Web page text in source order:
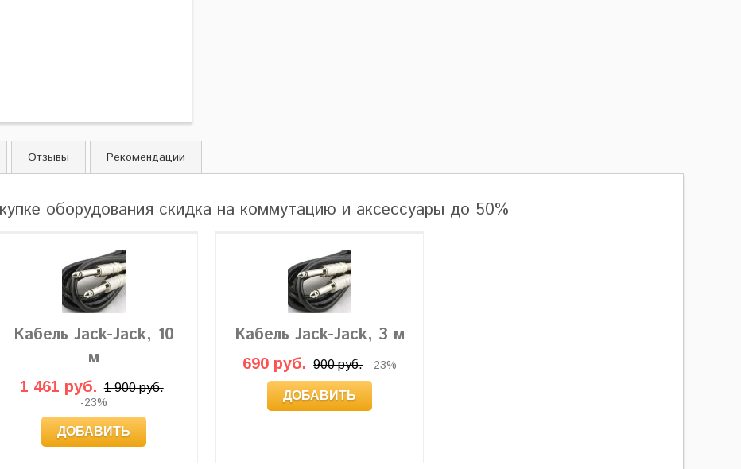
Отзывы Рекомендации
оборудования скидка на коммутацию и аксессуары до 50%
Кабель Jack-Jack, 10
м
1 461 руб. 1 900 руб.
-23%
ДОБАВИТЬ
Кабель Jack-Jack, 3 м
690 руб. 900 руб. -23%
ДОБАВИТЬ